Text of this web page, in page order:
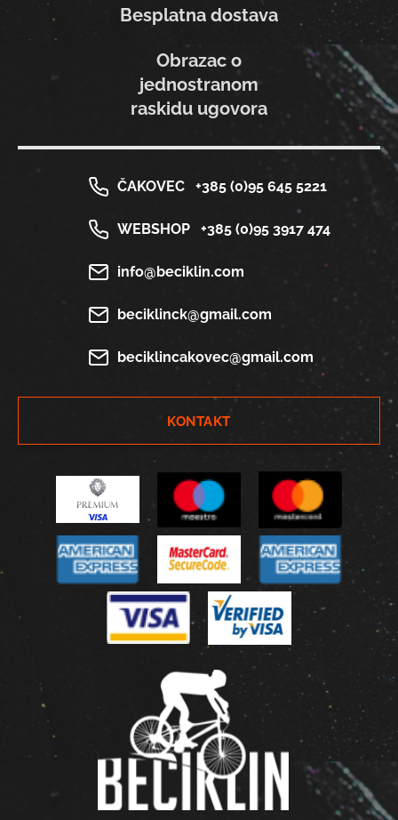
Besplatna dostava
Obrazac o
jednostranom
raskidu ugovora
ČAKOVEC +385 (0)95 645 5221
WEBSHOP +385 (0)95 3917 474
info@beciklin.com
beciklinck@gmail.com
beciklincakovec@gmail.com
KONTAKT